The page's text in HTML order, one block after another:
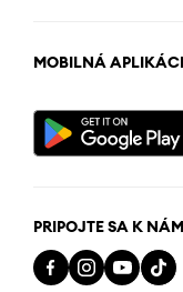
MOBILNÁ
PRIPOJTE SA K NÁM